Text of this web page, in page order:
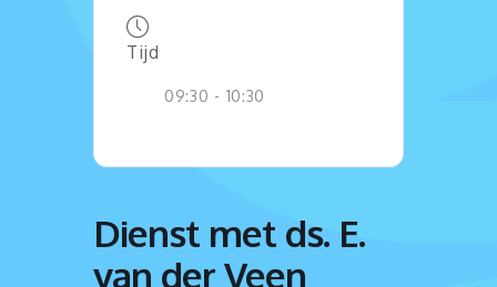
Tijd
09:30 - 10:30
Dienst met ds. E.
van der Veen